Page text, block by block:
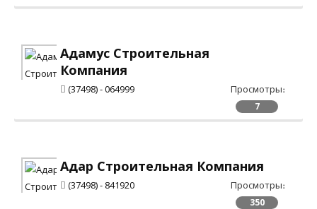
Адамус Строительная
Компания
Просмотры։
7
(37498) - 064999
Адар Строительная Компания
Просмотры։
350
(37498) - 841920